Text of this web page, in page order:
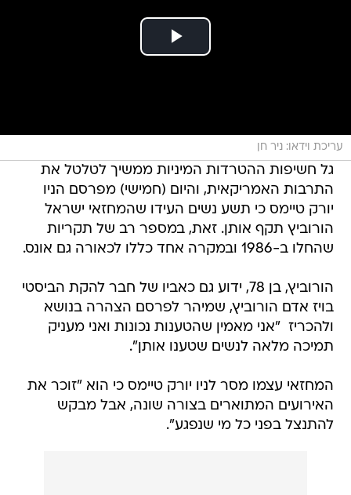
עריכת וידאו: ניר חן
גל חשיפות ההטרדות המיניות ממשיך לטלטל את
התרבות האמריקאית, והיום (חמישי) מפרסם הניו
יורק טיימס כי תשע נשים העידו שהמחזאי ישראל
הורוביץ תקף אותן. זאת, במספר רב של תקריות
שהחלו ב-1986 ובמקרה אחד כללו לכאורה גם אונס.
הורוביץ, בן 78, ידוע גם כאביו של חבר להקת הביסטי
בויז אדם הורוביץ, שמיהר לפרסם הצהרה בנושא
ולהכריז  "אני מאמין שהטענות נכונות ואני מעניק
תמיכה מלאה לנשים שטענו אותן".
המחזאי עצמו מסר לניו יורק טיימס כי הוא "זוכר את
האירועים המתוארים בצורה שונה, אבל מבקש
להתנצל בפני כל מי שנפגע".